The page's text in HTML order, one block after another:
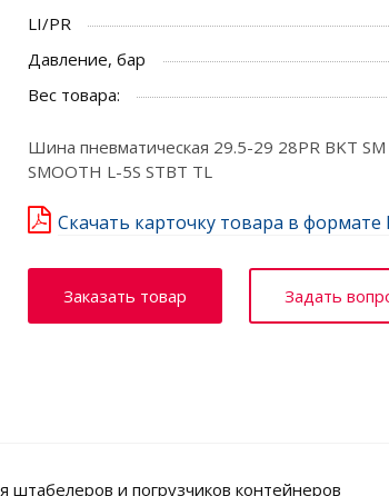
LI/PR
Давление, бар
Вес товара:
Шина пневматическая 29.5-29 28PR BKT
SMOOTH L-5S STBT TL
Скачать карточку товара в формате
Заказать товар Задать
штабелеров и погрузчиков контейнеров